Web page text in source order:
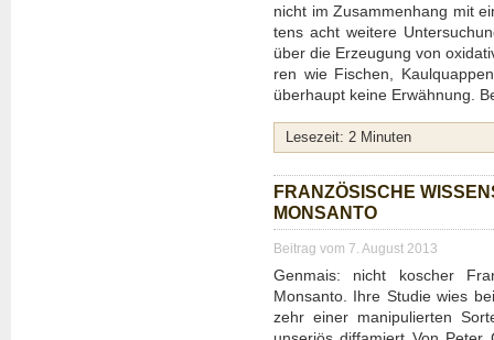
nicht im Zusam­men­hang mit
tens acht wei­te­re
über die Erzeu­gung von
ren wie Fischen,
über­haupt kei­ne Erwäh­nung.
Lese­zeit: 2 Minu­ten
FRAN­ZÖ­SI­SCHE
MONS­AN­TO
Beitrag vom 7. August 2013
Gen­mais: nicht koscher
Mons­an­to. Ihre Stu­die wies
zehr einer mani­pu­lier­ten